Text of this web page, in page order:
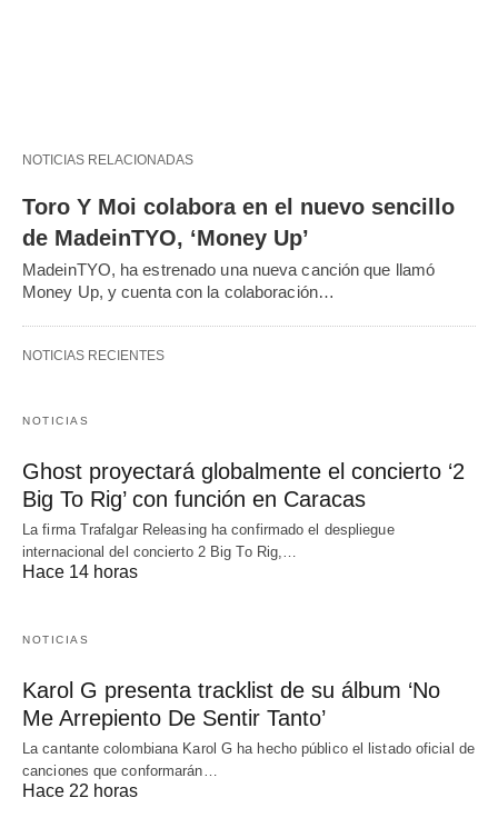
NOTICIAS RELACIONADAS
Toro Y Moi colabora en el nuevo sencillo
de MadeinTYO, ‘Money Up’
MadeinTYO, ha estrenado una nueva canción que llamó
Money Up, y cuenta con la colaboración…
NOTICIAS RECIENTES
NOTICIAS
Ghost proyectará globalmente el concierto ‘2
Big To Rig’ con función en Caracas
La firma Trafalgar Releasing ha confirmado el despliegue
internacional del concierto 2 Big To Rig,…
Hace 14 horas
NOTICIAS
Karol G presenta tracklist de su álbum ‘No
Me Arrepiento De Sentir Tanto’
La cantante colombiana Karol G ha hecho público el listado oficial de
canciones que conformarán…
Hace 22 horas